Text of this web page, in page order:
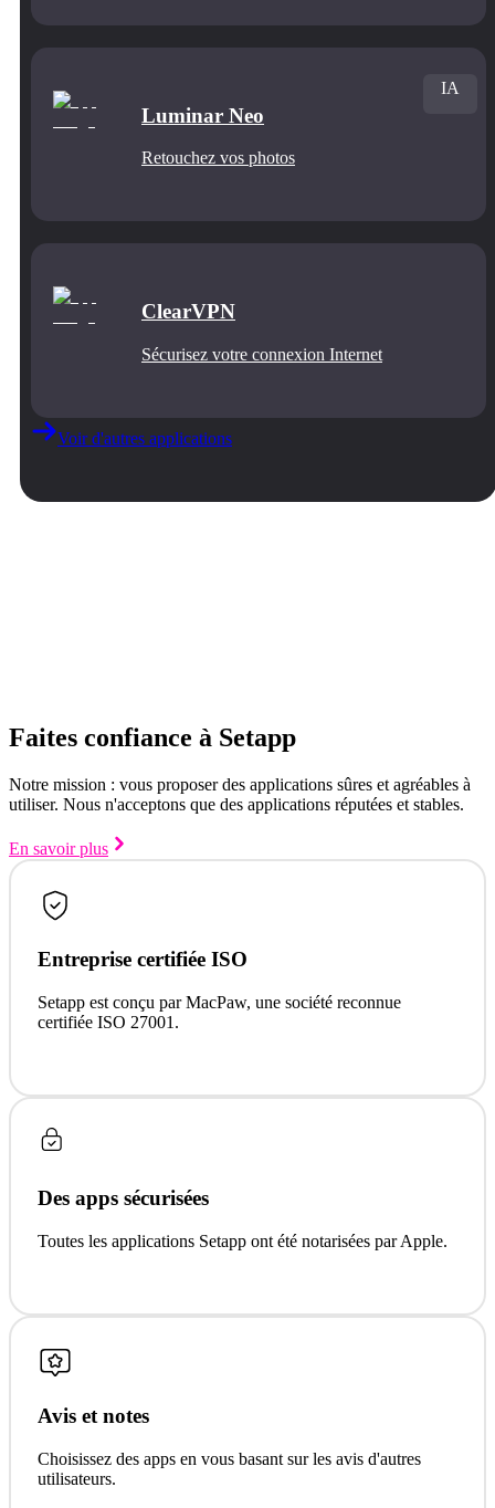
Luminar Neo
Retouchez vos photos
IA
ClearVPN
Sécurisez votre connexion Internet
Voir d'autres applications
Faites confiance à Setapp
Notre mission : vous proposer des applications sûres et agréables à
utiliser. Nous n'acceptons que des applications réputées et stables.
En savoir plus
Entreprise certifiée ISO
Setapp est conçu par MacPaw, une société reconnue
certifiée ISO 27001.
Des apps sécurisées
Toutes les applications Setapp ont été notarisées par Apple.
Avis et notes
Choisissez des apps en vous basant sur les avis d'autres
utilisateurs.